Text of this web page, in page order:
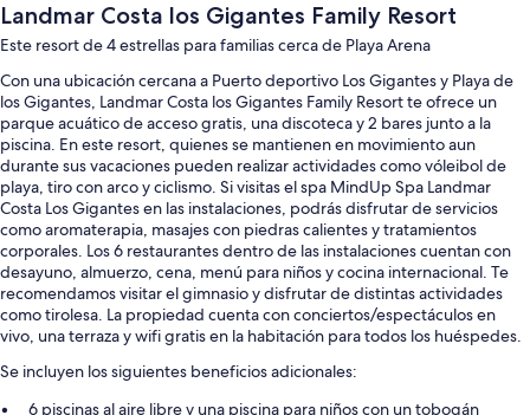
Landmar Costa los Gigantes Family Resort
Este resort de 4 estrellas para familias cerca de Playa Arena
Con una ubicación cercana a Puerto deportivo Los Gigantes y Playa de
los Gigantes, Landmar Costa los Gigantes Family Resort te ofrece un
parque acuático de acceso gratis, una discoteca y 2 bares junto a la
piscina. En este resort, quienes se mantienen en movimiento aun
durante sus vacaciones pueden realizar actividades como vóleibol de
playa, tiro con arco y ciclismo. Si visitas el spa MindUp Spa Landmar
Costa Los Gigantes en las instalaciones, podrás disfrutar de servicios
como aromaterapia, masajes con piedras calientes y tratamientos
corporales. Los 6 restaurantes dentro de las instalaciones cuentan con
desayuno, almuerzo, cena, menú para niños y cocina internacional. Te
recomendamos visitar el gimnasio y disfrutar de distintas actividades
como tirolesa. La propiedad cuenta con conciertos/espectáculos en
vivo, una terraza y wifi gratis en la habitación para todos los huéspedes.
Se incluyen los siguientes beneficios adicionales:
6 piscinas al aire libre y una piscina para niños con un tobogán